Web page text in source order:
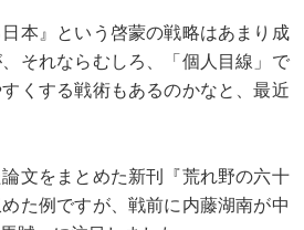
本』という啓蒙の戦略はあまり成
それならむしろ、「個人目線」で
くする戦術もあるのかなと、最近
文をまとめた新刊『荒れ野の六十
た例ですが、戦前に内藤湖南が中